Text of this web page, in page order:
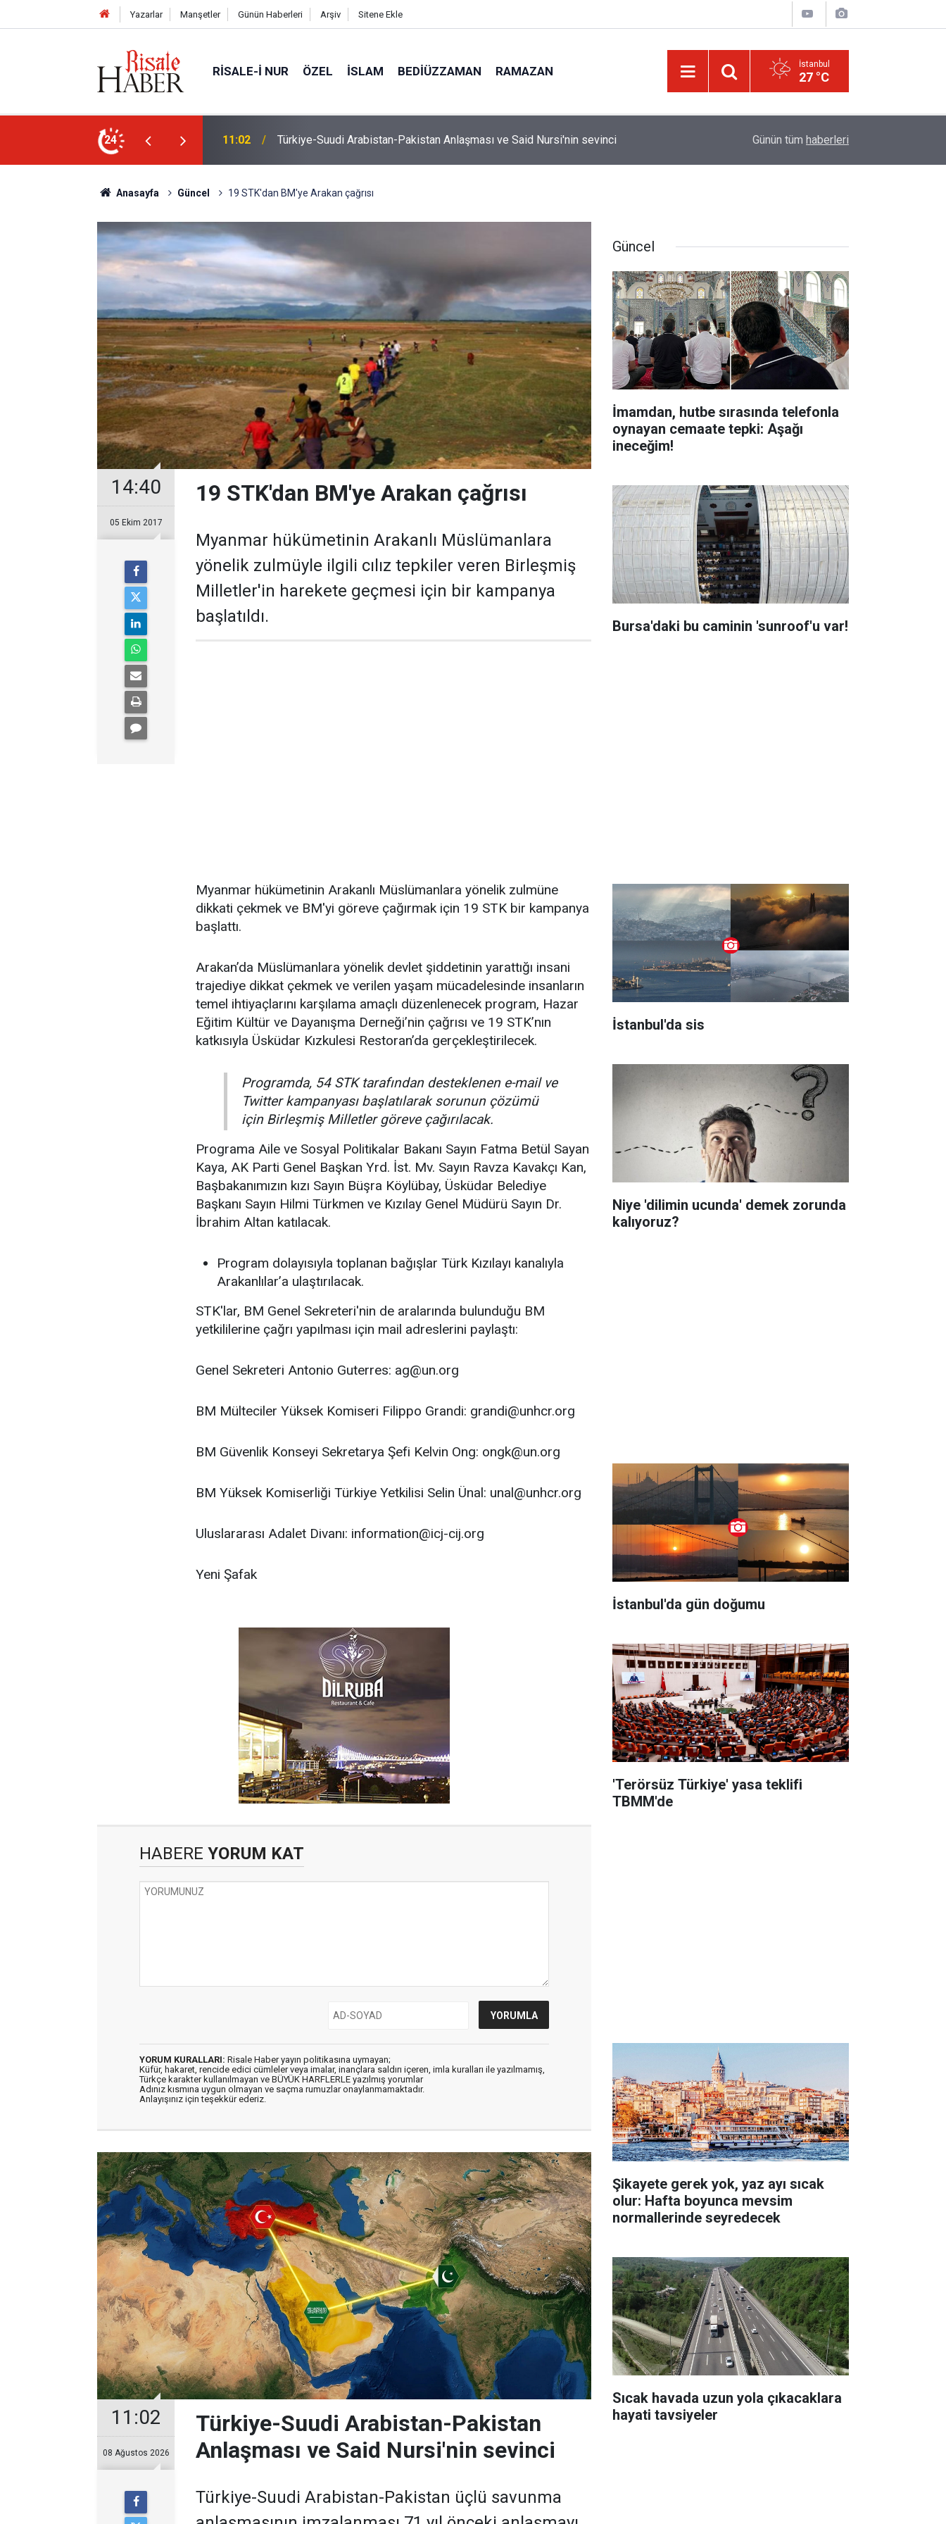
Yazarlar Manşetler Günün Haberleri Arşiv Sitene Ekle
RISALE-I NUR ÖZEL İSLAM BEDIÜZZAMAN RAMAZAN İstanbul
27 °C
24
Anlaşması ve Said Nursi'nin sevinci 10:22 İmamdan, hutbe sırasında telefonla oynayan cemaate tepki: Aşağı ineceğim! Güneş'ten 30 kat büyük dev bir yıldızın ölümü
Günün tüm haberleri
Anasayfa Güncel 19 STK'dan BM'ye Arakan çağrısı
14:40
05 Ekim 2017
19 STK'dan BM'ye Arakan çağrısı
Myanmar hükümetinin Arakanlı Müslümanlara
yönelik zulmüyle ilgili cılız tepkiler veren Birleşmiş
Milletler'in harekete geçmesi için bir kampanya
başlatıldı.
Myanmar hükümetinin Arakanlı Müslümanlara yönelik zulmüne
dikkati çekmek ve BM'yi göreve çağırmak için 19 STK bir kampanya
başlattı.
Arakan’da Müslümanlara yönelik devlet şiddetinin yarattığı insani
trajediye dikkat çekmek ve verilen yaşam mücadelesinde insanların
temel ihtiyaçlarını karşılama amaçlı düzenlenecek program, Hazar
Eğitim Kültür ve Dayanışma Derneği’nin çağrısı ve 19 STK’nın
katkısıyla Üsküdar Kızkulesi Restoran’da gerçekleştirilecek.
Programda, 54 STK tarafından desteklenen e-mail ve
Twitter kampanyası başlatılarak sorunun çözümü
için Birleşmiş Milletler göreve çağırılacak.
Programa Aile ve Sosyal Politikalar Bakanı Sayın Fatma Betül Sayan
Kaya, AK Parti Genel Başkan Yrd. İst. Mv. Sayın Ravza Kavakçı Kan,
Başbakanımızın kızı Sayın Büşra Köylübay, Üsküdar Belediye
Başkanı Sayın Hilmi Türkmen ve Kızılay Genel Müdürü Sayın Dr.
İbrahim Altan katılacak.
Program dolayısıyla toplanan bağışlar Türk Kızılayı kanalıyla
Arakanlılar’a ulaştırılacak.
STK'lar, BM Genel Sekreteri'nin de aralarında bulunduğu BM
yetkililerine çağrı yapılması için mail adreslerini paylaştı:
Genel Sekreteri Antonio Guterres: ag@un.org
BM Mülteciler Yüksek Komiseri Filippo Grandi: grandi@unhcr.org
BM Güvenlik Konseyi Sekretarya Şefi Kelvin Ong: ongk@un.org
BM Yüksek Komiserliği Türkiye Yetkilisi Selin Ünal: unal@unhcr.org
Uluslararası Adalet Divanı: information@icj-cij.org
Yeni Şafak
HABERE YORUM KAT
YORUM KURALLARI: Risale Haber yayın politikasına uymayan;
Küfür, hakaret, rencide edici cümleler veya imalar, inançlara saldırı içeren, imla kuralları ile yazılmamış,
Türkçe karakter kullanılmayan ve BÜYÜK HARFLERLE yazılmış yorumlar
Adınız kısmına uygun olmayan ve saçma rumuzlar onaylanmamaktadır.
Anlayışınız için teşekkür ederiz.
11:02
08 Ağustos 2026
Türkiye-Suudi Arabistan-Pakistan
Anlaşması ve Said Nursi'nin sevinci
Türkiye-Suudi Arabistan-Pakistan üçlü savunma
Güncel
İmamdan, hutbe sırasında telefonla
oynayan cemaate tepki: Aşağı
ineceğim!
Bursa'daki bu caminin 'sunroof'u var!
İstanbul'da sis
Niye 'dilimin ucunda' demek zorunda
kalıyoruz?
İstanbul'da gün doğumu
'Terörsüz Türkiye' yasa teklifi
TBMM'de
Şikayete gerek yok, yaz ayı sıcak
olur: Hafta boyunca mevsim
normallerinde seyredecek
Sıcak havada uzun yola çıkacaklara
hayati tavsiyeler